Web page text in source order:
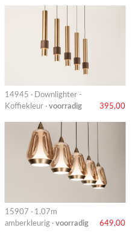
14945 · Downlighter -
Koffiekleur · voorradig 395,00
15907 · 1.07m
amberkleurig · voorradig 649,00